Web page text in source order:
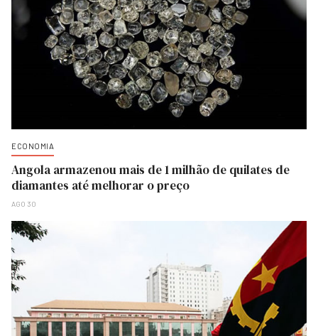
ECONOMIA
Angola armazenou mais de 1 milhão de quilates de
diamantes até melhorar o preço
AGO 30